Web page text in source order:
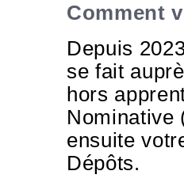
Comment
Depuis
se fait
hors
Nominative
ensuite
Dépôts.